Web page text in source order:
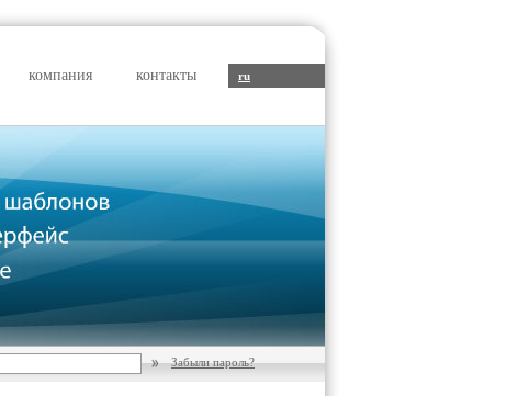
компания контакты ru
Забыли пароль?